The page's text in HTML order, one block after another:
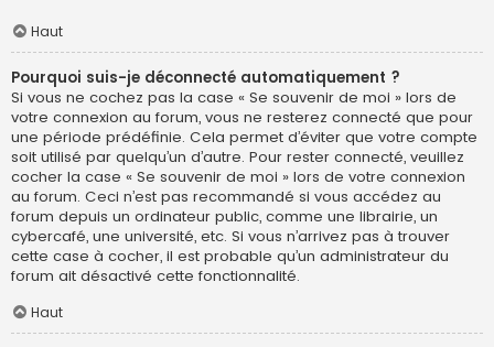
Haut
Pourquoi suis-je déconnecté automatiquement ?
Si vous ne cochez pas la case « Se souvenir de moi » lors de
votre connexion au forum, vous ne resterez connecté que pour
une période prédéfinie. Cela permet d’éviter que votre compte
soit utilisé par quelqu’un d’autre. Pour rester connecté, veuillez
cocher la case « Se souvenir de moi » lors de votre connexion
au forum. Ceci n’est pas recommandé si vous accédez au
forum depuis un ordinateur public, comme une librairie, un
cybercafé, une université, etc. Si vous n’arrivez pas à trouver
cette case à cocher, il est probable qu’un administrateur du
forum ait désactivé cette fonctionnalité.
Haut